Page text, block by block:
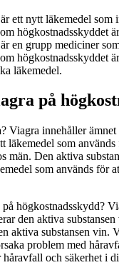
ett nytt läkemedel som
högkostnadsskyddet
en grupp mediciner
högkostnadsskyddet
läkemedel.
på
Viagra innehåller
läkemedel som används
män. Den aktiva
som används för
högkostnadsskydd?
den aktiva
aktiva substansen vin.
problem med
och säkerhet i